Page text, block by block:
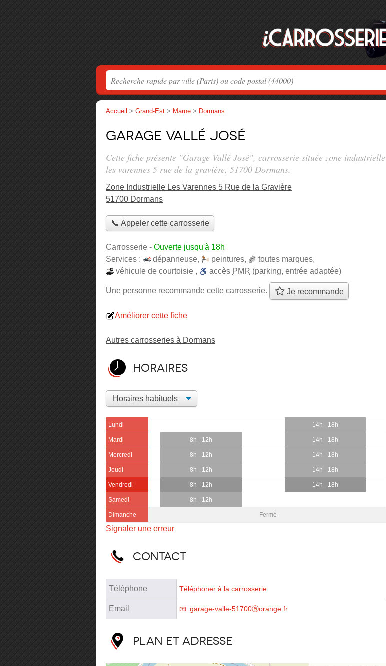
Accueil > Grand-Est > Marne > Dormans
Garage Vallé José
Cette fiche présente "Garage Vallé José", carrosserie située zone industrielle
les varennes 5 rue de la gravière, 51700 Dormans.
Zone Industrielle Les Varennes 5 Rue de la Gravière
51700 Dormans
📞 Appeler cette carrosserie
Carrosserie - Ouverte jusqu'à 18h
Services :
dépanneuse, peintures, toutes marques,
véhicule de courtoisie , accès PMR (parking, entrée adaptée)
Une personne recommande cette carrosserie. Je recommande
Améliorer cette fiche
Autres carrosseries à Dormans
Horaires
Lundi 14h - 18h
Mardi 8h - 12h 14h - 18h
Mercredi 8h - 12h 14h - 18h
Jeudi 8h - 12h 14h - 18h
Vendredi 8h - 12h 14h - 18h
Samedi 8h - 12h
Dimanche Fermé
Signaler une erreur
Contact
Téléphone Téléphoner à la carrosserie
Email garage-valle-51700ⓐorange.fr
Plan et adresse